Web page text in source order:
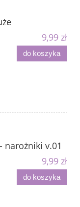
9,99 zł
do koszyka
narożniki v.01
9,99 zł
do koszyka